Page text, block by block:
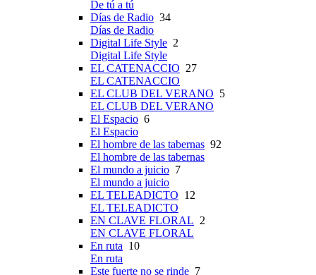
De tú a tú
Días de Radio 34
Días de Radio
Digital Life Style 2
Digital Life Style
EL CATENACCIO 27
EL CATENACCIO
EL CLUB DEL VERANO 5
EL CLUB DEL VERANO
El Espacio 6
El Espacio
El hombre de las tabernas 92
El hombre de las tabernas
El mundo a juicio 7
El mundo a juicio
EL TELEADICTO 12
EL TELEADICTO
EN CLAVE FLORAL 2
EN CLAVE FLORAL
En ruta 10
En ruta
Este fuerte no se rinde 7